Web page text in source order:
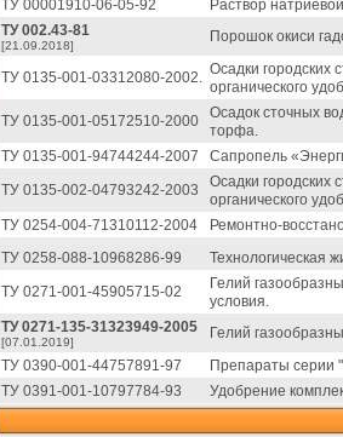
ТУ 00001910-06-05-92
Раствор
ТУ 002.43-81
[21.09.2018]
Порошок окиси
ТУ 0135-001-03312080-2002. Осадки городских
органического
ТУ 0135-001-05172510-2000
Осадок сточных
торфа.
ТУ 0135-001-94744244-2007
Сапропель
ТУ 0135-002-04793242-2003
Осадки городских
органического
ТУ 0254-004-71310112-2004
Ремонтно-
ТУ 0258-088-10968286-99
Технологическая
ТУ 0271-001-45905715-02
Гелий
условия.
ТУ 0271-135-31323949-2005
[07.01.2019]
Гелий
ТУ 0390-001-44757891-97
Препараты серии
ТУ 0391-001-10797784-93
Удобрение